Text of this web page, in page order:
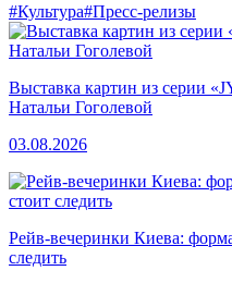
#Культура#Пресс-релизы
Выставка картин из серии
Натальи Гоголевой
03.08.2026
Рейв-вечеринки Киева:
следить